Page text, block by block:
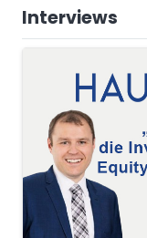
Interviews